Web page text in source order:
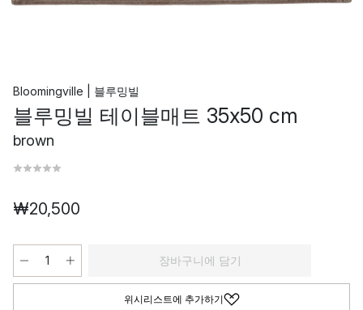
Bloomingville | 블루밍빌
블루밍빌 테이블매트 35x50 cm
brown
₩20,500
장바구니에 담기
위시리스트에 추가하기